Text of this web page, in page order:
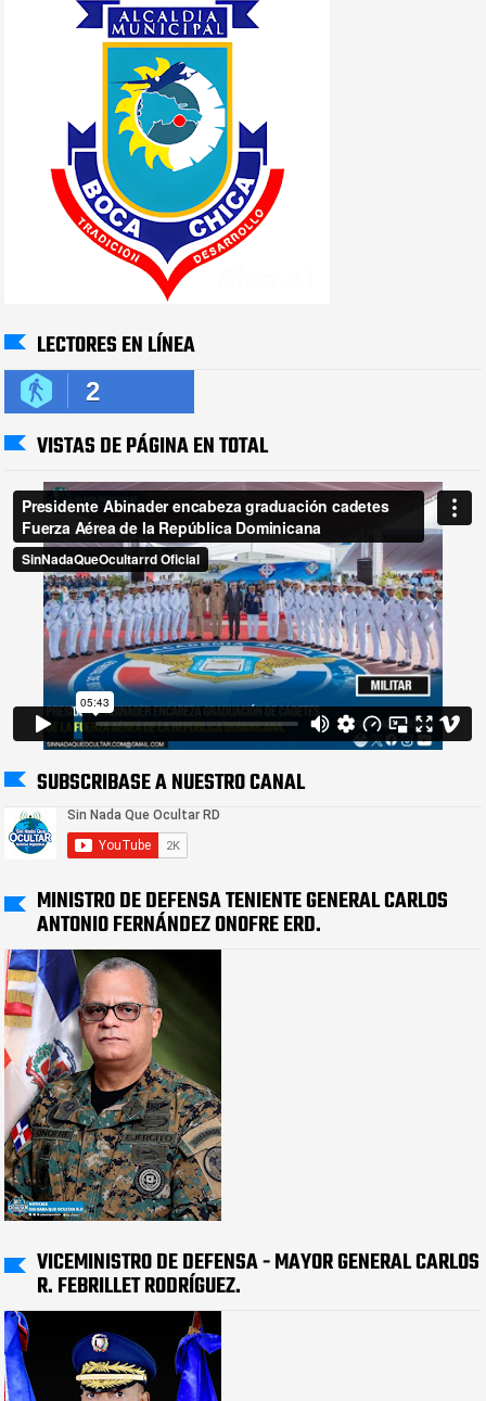
LECTORES EN LÍNEA
2
VISTAS DE PÁGINA EN TOTAL
SUBSCRIBASE A NUESTRO CANAL
MINISTRO DE DEFENSA TENIENTE GENERAL CARLOS
ANTONIO FERNÁNDEZ ONOFRE ERD.
VICEMINISTRO DE DEFENSA - MAYOR GENERAL CARLOS
R. FEBRILLET RODRÍGUEZ.